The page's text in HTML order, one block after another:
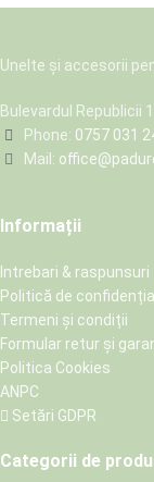
Unelte și accesorii
Bulevardul Republicii
Phone: 0757 031
Mail:
Informații
Intrebari & raspunsuri
Politică de
Termeni și condiții
Formular retur și
Politica Cookies
ANPC
Setări GDPR
Categorii de